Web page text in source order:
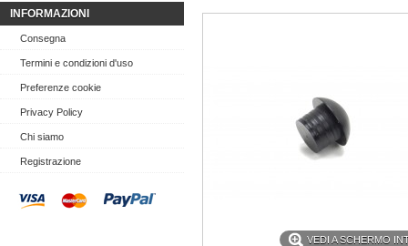
INFORMAZIONI
Consegna
Termini e condizioni d'uso
Preferenze cookie
Privacy Policy
Chi siamo
Registrazione
VEDI A SCHERMO